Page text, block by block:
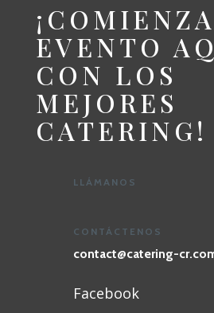
EVENTO
CON LOS
MEJORES
CATERING!
LLÁMANOS
CONTÁCTENOS
contact@catering-
Facebook